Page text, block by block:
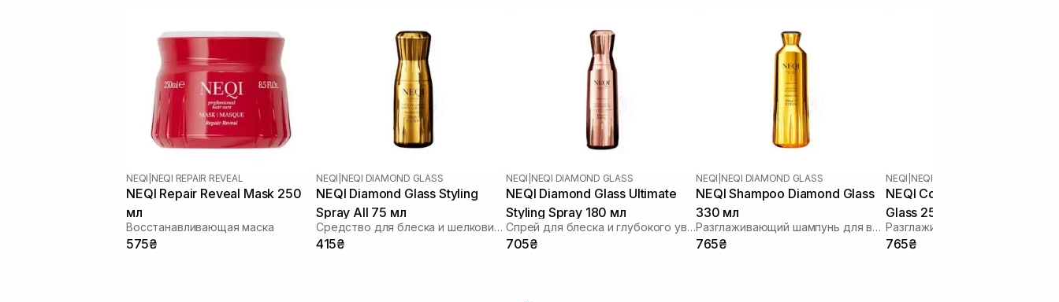
NEQI NEQI REPAIR REVEAL
NEQI Repair Reveal Mask 250
мл
Восстанавливающая маска
575₴
NEQI NEQI DIAMOND GLASS
NEQI Diamond Glass Styling
Spray All 75 мл
Средство для блеска и шелковистости волос
415₴
NEQI NEQI DIAMOND GLASS
NEQI Diamond Glass Ultimate
Styling Spray 180 мл
Спрей для блеска и глубокого увлажнения с термозащитой
705₴
NEQI NEQI DIAMOND GLASS
NEQI Shampoo Diamond Glass
330 мл
Разглаживающий шампунь для волос
765₴
NEQI NEQI DIAMOND GLASS
NEQI Conditioner Diamond
Glass 250 мл
765₴